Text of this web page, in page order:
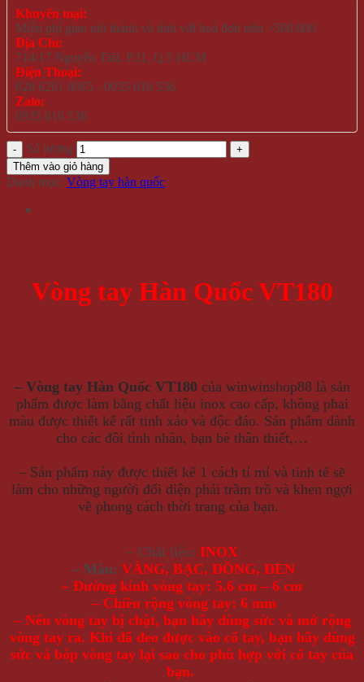
Khuyến mại:
Miễn phí giao nội thành và tỉnh với hoá đơn trên >500.000
Địa Chỉ:
714/17 Nguyễn Trãi, P.11, Q.5 HCM
Điện Thoại:
028 6261 0065 - 0935 616 536
Zalo:
0935 616 536
Số lượng
Thêm vào giỏ hàng
Danh mục: Vòng tay hàn quốc
Vòng tay Hàn Quốc VT180
– Vòng tay Hàn Quốc VT180 của winwinshop88 là sản
phẩm được làm bằng chất liệu inox cao cấp, không phai
màu được thiết kế rất tinh xảo và độc đáo. Sản phẩm dành
cho các đôi tình nhân, bạn bè thân thiết,…
– Sản phẩm này được thiết kế 1 cách tỉ mỉ và tinh tế sẽ
làm cho những người đối diện phải trầm trồ và khen ngợi
về phong cách thời trang của bạn.
– Chất liệu: INOX
– Màu: VÀNG, BẠC, ĐỒNG, ĐEN
– Đường kính vòng tay: 5.6 cm – 6 cm
– Chiều rộng vòng tay: 6 mm
– Nếu vòng tay bị chật, bạn hãy dùng sức và mở rộng
vòng tay ra. Khi đã đeo được vào cổ tay, bạn hãy dùng
sức và bóp vòng tay lại sao cho phù hợp với cổ tay của
bạn.